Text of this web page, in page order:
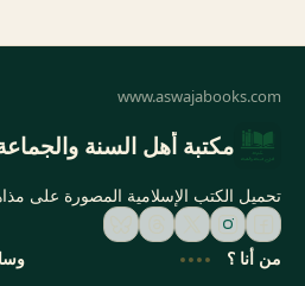
مكتبة أهل السنة
تحميل الكتب الإسلامية المصورة على
من أنا ؟